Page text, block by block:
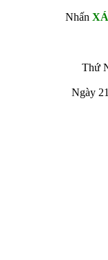
Nhấn
Thứ
Ngày